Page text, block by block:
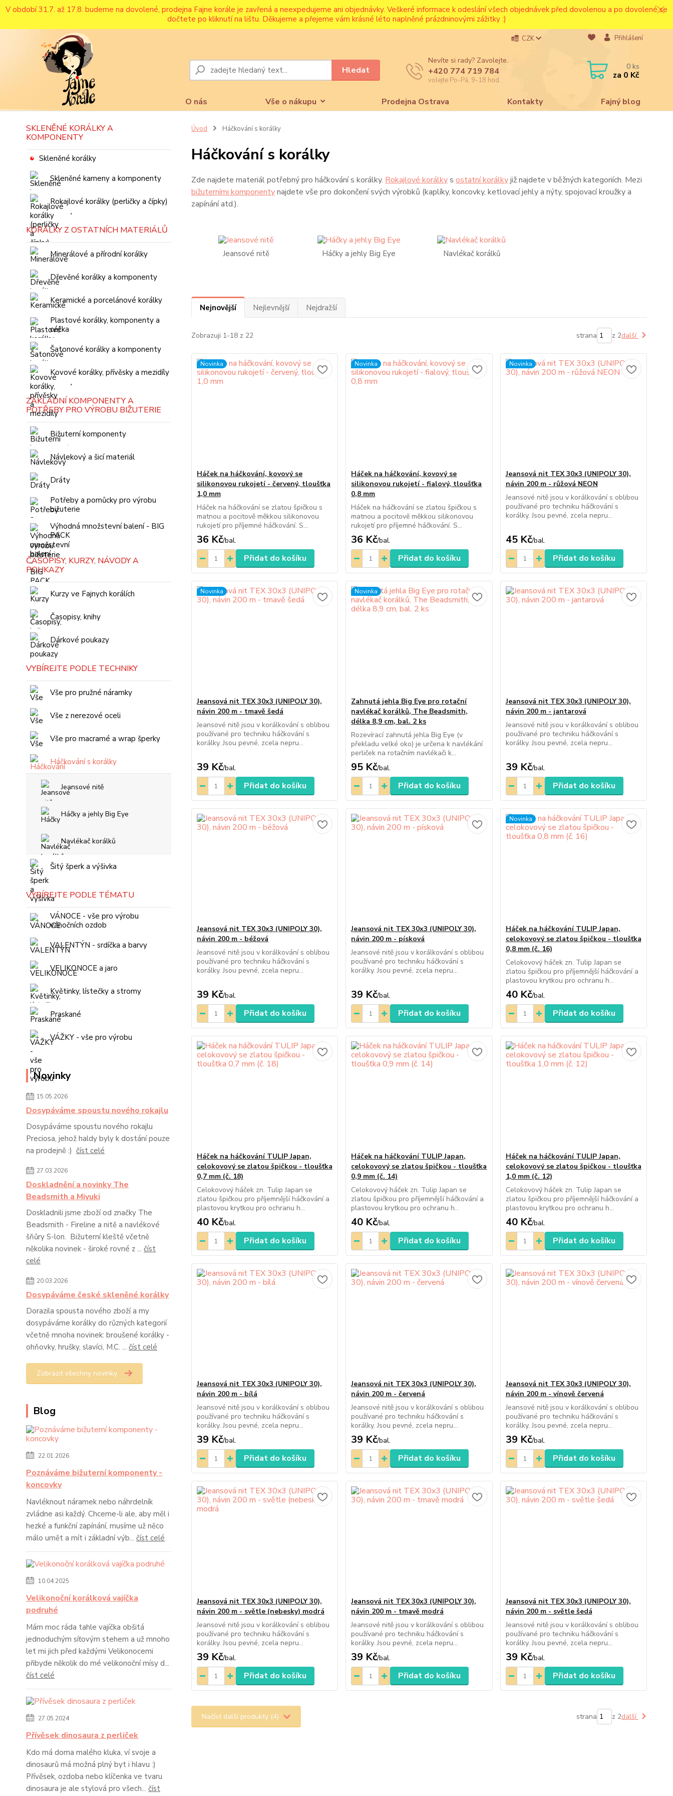
V období 31.7. až 17.8. budeme na dovolené, prodejna Fajne korále je zavřená a neexpedujeme ani objednávky. Veškeré informace k odeslání všech objednávek před dovolenou a po dovolené se
dočtete po kliknutí na lištu. Děkujeme a přejeme vám krásné léto naplněné prázdninovými zážitky :)
O nás Vše o nákupu Prodejna Ostrava Kontakty Fajný blog
CZK Přihlášení
Hledat
Nevíte si rady? Zavolejte.
+420 774 719 784
volejte Po-Pá, 9-18 hod.
0 ks
za 0 Kč
SKLENĚNÉ KORÁLKY A
KOMPONENTY
Skleněné korálky
Skleněné kameny a komponenty
Rokajlové korálky (perličky a čípky)
KORÁLKY Z OSTATNÍCH MATERIÁLŮ
Minerálové a přírodní korálky
Dřevěné korálky a komponenty
Keramické a porcelánové korálky
Plastové korálky, komponenty a
céčka
Šatonové korálky a komponenty
Kovové korálky, přívěsky a mezidíly
ZÁKLADNÍ KOMPONENTY A
POTŘEBY PRO VÝROBU BIŽUTERIE
Bižuterní komponenty
Návlekový a šicí materiál
Dráty
Potřeby a pomůcky pro výrobu
bižuterie
Výhodná množstevní balení - BIG
PACK
ČASOPISY, KURZY, NÁVODY A
POUKAZY
Kurzy ve Fajnych korálích
Časopisy, knihy
Dárkové poukazy
VYBÍREJTE PODLE TECHNIKY
Vše pro pružné náramky
Vše z nerezové oceli
Vše pro macramé a wrap šperky
Háčkování s korálky
Jeansové nitě
Háčky a jehly Big Eye
Navlékač korálků
Šitý šperk a výšivka
VYBÍREJTE PODLE TÉMATU
VÁNOCE - vše pro výrobu
vánočních ozdob
VALENTÝN - srdíčka a barvy
VELIKONOCE a jaro
Květinky, lístečky a stromy
Praskané
VÁŽKY - vše pro výrobu
Novinky
15.05.2026
Dosypáváme spoustu nového rokajlu
Dosypáváme spoustu nového rokajlu
Preciosa, jehož haldy byly k dostání pouze
na prodejně :) číst celé
27.03.2026
Doskladnění a novinky The
Beadsmith a Miyuki
Doskladnili jsme zboží od značky The
Beadsmith - Fireline a nitě a navlékové
šňůry S-lon. Bižuterní kleště včetně
několika novinek - široké rovné z ... číst
celé
20.03.2026
Dosypáváme české skleněné korálky
Dorazila spousta nového zboží a my
dosypáváme korálky do různých kategorií
včetně mnoha novinek: broušené korálky -
ohňovky, hrušky, slavíci, M.C. ... číst celé
Zobrazit všechny novinky
Blog
22.01.2026
Poznáváme bižuterní komponenty -
koncovky
Navléknout náramek nebo náhrdelník
zvládne asi každý. Chceme-li ale, aby měl i
hezké a funkční zapínání, musíme už něco
málo umět a mít i základní výb... číst celé
10.04.2025
Velikonoční korálková vajíčka
podruhé
Mám moc ráda tahle vajíčka obšitá
jednoduchým síťovým stehem a už mnoho
let mi jich před každými Velikonocemi
přibyde několik do mé velikonoční mísy d...
číst celé
27.05.2024
Přívěsek dinosaura z perliček
Kdo má doma malého kluka, ví svoje a
dinosaurů má možná plný byt i hlavu :)
Přívěsek, ozdoba nebo klíčenka ve tvaru
dinosaura je ale stylová pro všech... číst
Úvod Háčkování s korálky
Háčkování s korálky
Zde najdete materiál potřebný pro háčkování s korálky. Rokajlové korálkys ostatní korálkyjiž najdete v běžných kategoriích. Mezi
bižuterními komponentynajdete vše pro dokončení svých výrobků (kaplíky, koncovky, ketlovací jehly a nýty, spojovací kroužky a
zapínání atd.).
Jeansové nitě Háčky a jehly Big Eye Navlékač korálků
Nejnovější Nejlevnější Nejdražší
Zobrazuji 1-18 z 22 strana z 2další
Novinka
Háček na háčkování, kovový se
silikonovou rukojetí - červený, tloušťka
1,0 mm
Háček na háčkování se zlatou špičkou s
matnou a pocitově měkkou silikonovou
rukojetí pro příjemné háčkování. S...
36 Kč/bal.
Přidat do košíku
Novinka
Háček na háčkování, kovový se
silikonovou rukojetí - fialový, tloušťka
0,8 mm
Háček na háčkování se zlatou špičkou s
matnou a pocitově měkkou silikonovou
rukojetí pro příjemné háčkování. S...
36 Kč/bal.
Přidat do košíku
Novinka
Jeansová nit TEX 30x3 (UNIPOLY 30),
návin 200 m - růžová NEON
Jeansové nitě jsou v korálkování s oblibou
používané pro techniku háčkování s
korálky. Jsou pevné, zcela nepru...
45 Kč/bal.
Přidat do košíku
Novinka
Jeansová nit TEX 30x3 (UNIPOLY 30),
návin 200 m - tmavě šedá
Jeansové nitě jsou v korálkování s oblibou
používané pro techniku háčkování s
korálky. Jsou pevné, zcela nepru...
39 Kč/bal.
Přidat do košíku
Novinka
Zahnutá jehla Big Eye pro rotační
navlékač korálků, The Beadsmith,
délka 8,9 cm, bal. 2 ks
Rozevírací zahnutá jehla Big Eye (v
překladu velké oko) je určena k navlékání
perliček na rotačním navlékači k...
95 Kč/bal.
Přidat do košíku
Jeansová nit TEX 30x3 (UNIPOLY 30),
návin 200 m - jantarová
Jeansové nitě jsou v korálkování s oblibou
používané pro techniku háčkování s
korálky. Jsou pevné, zcela nepru...
39 Kč/bal.
Přidat do košíku
Jeansová nit TEX 30x3 (UNIPOLY 30),
návin 200 m - béžová
Jeansové nitě jsou v korálkování s oblibou
používané pro techniku háčkování s
korálky. Jsou pevné, zcela nepru...
39 Kč/bal.
Přidat do košíku
Jeansová nit TEX 30x3 (UNIPOLY 30),
návin 200 m - písková
Jeansové nitě jsou v korálkování s oblibou
používané pro techniku háčkování s
korálky. Jsou pevné, zcela nepru...
39 Kč/bal.
Přidat do košíku
Novinka
Háček na háčkování TULIP Japan,
celokovový se zlatou špičkou - tloušťka
0,8 mm (č. 16)
Celokovový háček zn. Tulip Japan se
zlatou špičkou pro příjemnější háčkování a
plastovou krytkou pro ochranu h...
40 Kč/bal.
Přidat do košíku
Háček na háčkování TULIP Japan,
celokovový se zlatou špičkou - tloušťka
0,7 mm (č. 18)
Celokovový háček zn. Tulip Japan se
zlatou špičkou pro příjemnější háčkování a
plastovou krytkou pro ochranu h...
40 Kč/bal.
Přidat do košíku
Háček na háčkování TULIP Japan,
celokovový se zlatou špičkou - tloušťka
0,9 mm (č. 14)
Celokovový háček zn. Tulip Japan se
zlatou špičkou pro příjemnější háčkování a
plastovou krytkou pro ochranu h...
40 Kč/bal.
Přidat do košíku
Háček na háčkování TULIP Japan,
celokovový se zlatou špičkou - tloušťka
1,0 mm (č. 12)
Celokovový háček zn. Tulip Japan se
zlatou špičkou pro příjemnější háčkování a
plastovou krytkou pro ochranu h...
40 Kč/bal.
Přidat do košíku
Jeansová nit TEX 30x3 (UNIPOLY 30),
návin 200 m - bílá
Jeansové nitě jsou v korálkování s oblibou
používané pro techniku háčkování s
korálky. Jsou pevné, zcela nepru...
39 Kč/bal.
Přidat do košíku
Jeansová nit TEX 30x3 (UNIPOLY 30),
návin 200 m - červená
Jeansové nitě jsou v korálkování s oblibou
používané pro techniku háčkování s
korálky. Jsou pevné, zcela nepru...
39 Kč/bal.
Přidat do košíku
Jeansová nit TEX 30x3 (UNIPOLY 30),
návin 200 m - vínově červená
Jeansové nitě jsou v korálkování s oblibou
používané pro techniku háčkování s
korálky. Jsou pevné, zcela nepru...
39 Kč/bal.
Přidat do košíku
Jeansová nit TEX 30x3 (UNIPOLY 30),
návin 200 m - světle (nebesky) modrá
Jeansové nitě jsou v korálkování s oblibou
používané pro techniku háčkování s
korálky. Jsou pevné, zcela nepru...
39 Kč/bal.
Přidat do košíku
Jeansová nit TEX 30x3 (UNIPOLY 30),
návin 200 m - tmavě modrá
Jeansové nitě jsou v korálkování s oblibou
používané pro techniku háčkování s
korálky. Jsou pevné, zcela nepru...
39 Kč/bal.
Přidat do košíku
Jeansová nit TEX 30x3 (UNIPOLY 30),
návin 200 m - světle šedá
Jeansové nitě jsou v korálkování s oblibou
používané pro techniku háčkování s
korálky. Jsou pevné, zcela nepru...
39 Kč/bal.
Přidat do košíku
Načíst další produkty (4) strana z 2další